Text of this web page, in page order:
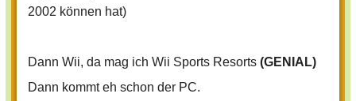
2002 können hat)
Dann Wii, da mag ich Wii Sports Resorts (GENIAL)
Dann kommt eh schon der PC.